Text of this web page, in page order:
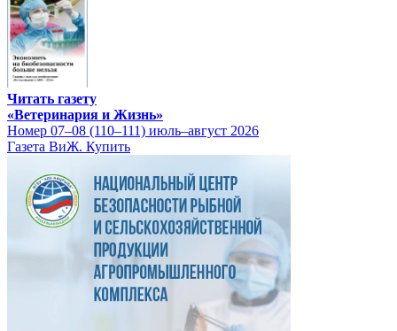
Читать газету
«Ветеринария и Жизнь»
Номер 07–08 (110–111) июль–август 2026
Газета ВиЖ. Купить